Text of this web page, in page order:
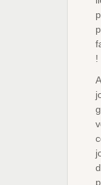
!